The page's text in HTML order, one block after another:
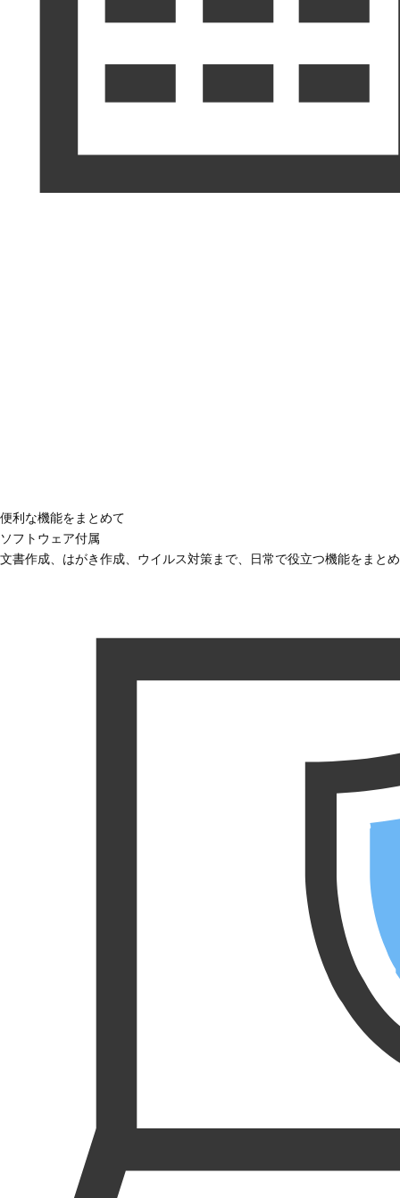
便利な機能をまとめて
ソフトウェア付属
文書作成、はがき作成、ウイルス対策まで、日常で役立つ機能をまと